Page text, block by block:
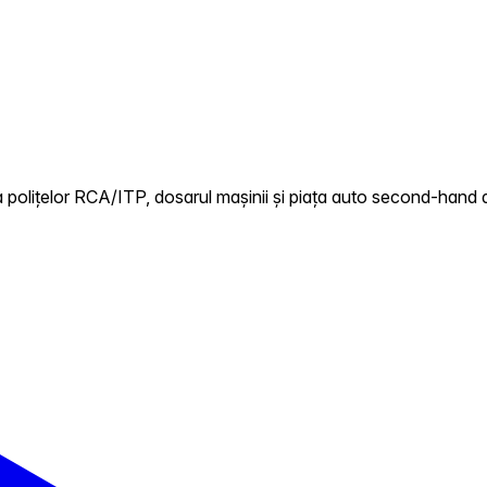
RCA/ITP, dosarul mașinii și piața auto second-hand